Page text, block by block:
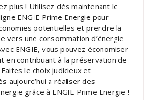
plus ! Utilisez dès maintenant le
ENGIE Prime Energie pour
potentielles et prendre la
vers une consommation d’énergie
ENGIE, vous pouvez économiser
en contribuant à la préservation de
le choix judicieux et
aujourd’hui à réaliser des
grâce à ENGIE Prime Energie !